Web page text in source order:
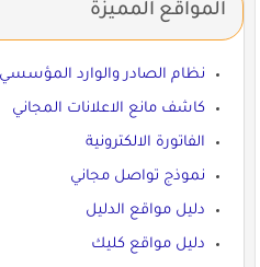
المواقع المميزة
نظام الصادر والوارد المؤسسي
كاشف مانع الاعلانات المجاني
الفاتورة الالكترونية
نموذج تواصل مجاني
دليل مواقع الدليل
دليل مواقع كليك